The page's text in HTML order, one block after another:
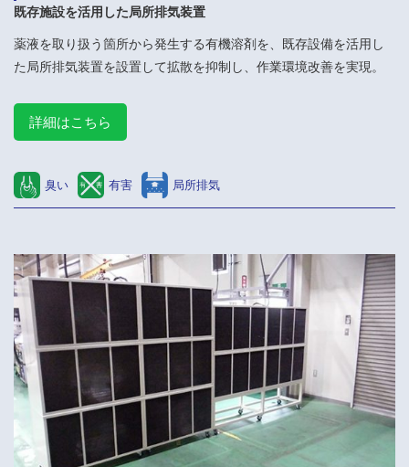
既存施設を活用した局所排気装置
薬液を取り扱う箇所から発生する有機溶剤を、既存設備を活用し
た局所排気装置を設置して拡散を抑制し、作業環境改善を実現。
詳細はこちら
臭い 有害 局所排気